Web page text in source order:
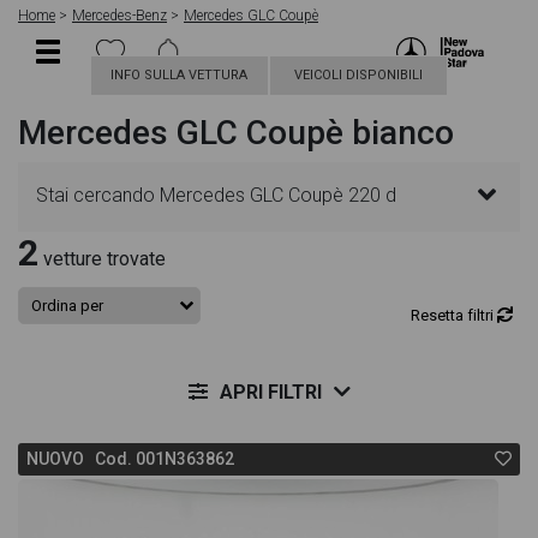
Home Mercedes-Benz Mercedes GLC Coupè
INFO SULLA VETTURA VEICOLI DISPONIBILI
Mercedes GLC Coupè bianco
Stai cercando Mercedes GLC Coupè 220 d
Premium 4matic auto? In questa pagina troverai le
migliori offerte per acquistare un veicolo Mercedes
quella più adatta alle tue necessità, sono presenti
2 vetture trovate
Resetta filtri
APRI FILTRI
NUOVO Cod. 001N363862